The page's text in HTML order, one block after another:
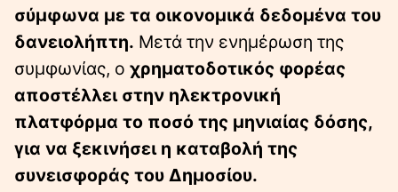
σύμφωνα με τα οικονομικά δεδομένα του
δανειολήπτη. Μετά την ενημέρωση της
συμφωνίας, ο χρηματοδοτικός φορέας
αποστέλλει στην ηλεκτρονική
πλατφόρμα το ποσό της μηνιαίας δόσης,
για να ξεκινήσει η καταβολή της
συνεισφοράς του Δημοσίου.